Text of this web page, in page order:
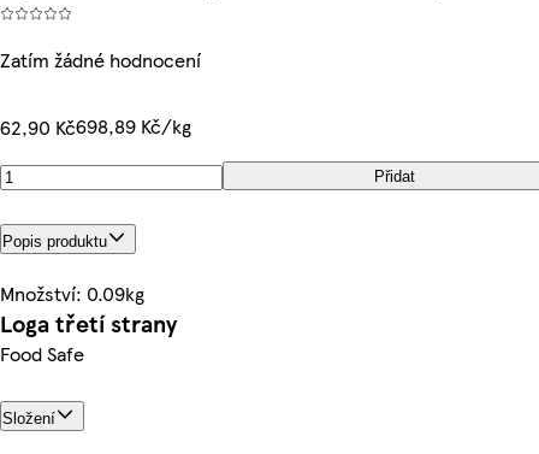
Zatím žádné hodnocení
62,90 Kč698,89 Kč/kg
Přidat
Popis produktu
Množství: 0.09kg
Loga třetí strany
Food Safe
Složení